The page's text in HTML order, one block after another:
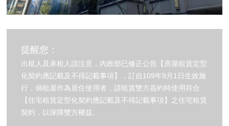
提醒您：
出租人及承租人請注意，內政部已修正公告【房屋租賃定型
化契約應記載及不得記載事項】，訂自109年9月1日生效施
行，倘租屋作為居住使用者，請租賃雙方簽約時使用符合
【住宅租賃定型化契約應記載及不得記載事項】之住宅租賃
契約，以保障雙方權益。